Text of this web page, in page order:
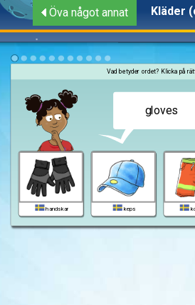
Öva något annat Kläder
gloves
handskar keps
Vad betyder ordet? Klicka på